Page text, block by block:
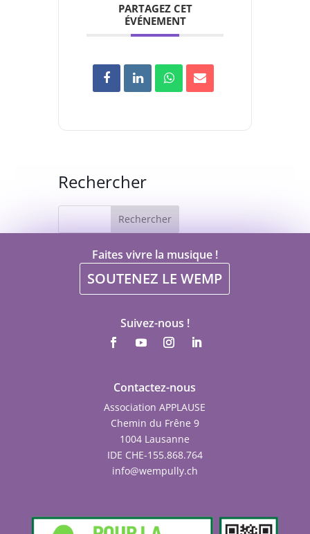
PARTAGEZ CET
ÉVÉNEMENT
Rechercher
Faites vivre la musique !
SOUTENEZ LE WEMP
Suivez-nous !
Contactez-nous
Association APPLAUSE
Chemin du Frêne 9
1004 Lausanne
IDE CHE-155.868.764
info@wempully.ch